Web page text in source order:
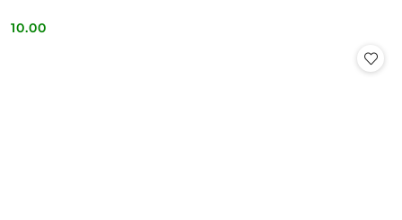
Cena:
10.00